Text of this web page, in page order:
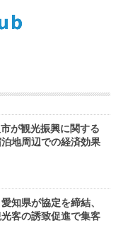
が観光振興に関する
地周辺での経済効果
知県が協定を締結、
客の誘致促進で集客